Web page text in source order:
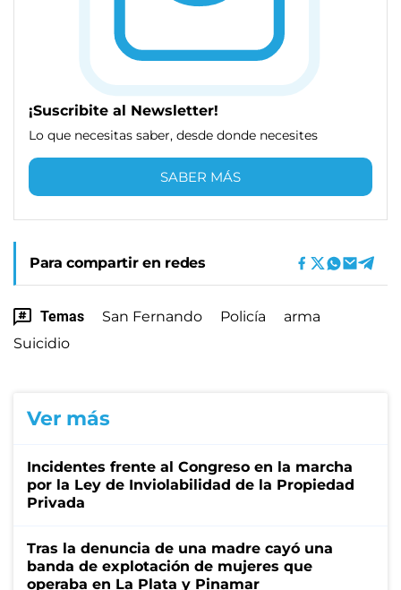
¡Suscribite al Newsletter!
Lo que necesitas saber, desde donde necesites
SABER MÁS
Para compartir en redes
Temas San Fernando Policía
arma
Suicidio
Ver más
Incidentes frente al Congreso en la marcha
por la Ley de Inviolabilidad de la Propiedad
Privada
Tras la denuncia de una madre cayó una
banda de explotación de mujeres que
operaba en La Plata y Pinamar